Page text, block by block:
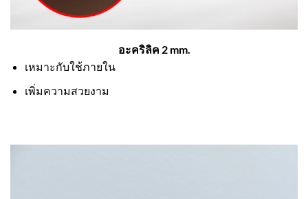
อะคริลิค 2 mm.
เหมาะกับใช้ภายใน
เพิ่มความสวยงาม